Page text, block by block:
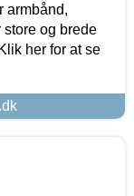
armbånd,
og brede
her for at se